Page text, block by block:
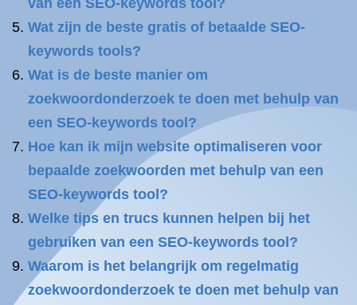
van een SEO-keywords tool?
Wat zijn de beste gratis of betaalde SEO-
keywords tools?
Wat is de beste manier om
zoekwoordonderzoek te doen met behulp van
een SEO-keywords tool?
Hoe kan ik mijn website optimaliseren voor
bepaalde zoekwoorden met behulp van een
SEO-keywords tool?
Welke tips en trucs kunnen helpen bij het
gebruiken van een SEO-keywords tool?
Waarom is het belangrijk om regelmatig
zoekwoordonderzoek te doen met behulp van